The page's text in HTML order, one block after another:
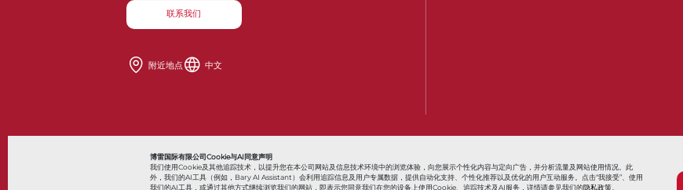
博雷国际有限公司Cookie与AI同意声明
我们使用Cookie及其他追踪技术，以提升您在本公司网站及信息技术环境中的浏览体验，向您展示个性化内容与定向广告，并分析流量及网站使用情况。此
外，我们的AI工具（例如，Bary AI Assistant）会利用追踪信息及用户专属数据，提供自动化支持、个性化推荐以及优化的用户互动服务。点击“我接受”、使用
我们的AI工具，或通过其他方式继续浏览我们的网站，即表示您同意我们在您的设备上使用Cookie、追踪技术及AI服务，详情请参见我们的隐私政策
联系我们
附近地点 中文